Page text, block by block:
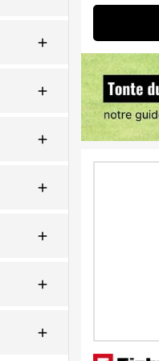
Fermer
Fermer
Fermer
Fermer
Fermer
Fermer
Fermer